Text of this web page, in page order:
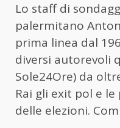
Lo staff di
palermitano
prima linea dal
diversi autorevoli
Sole24Ore) da
Rai gli exit pol e
delle elezioni.